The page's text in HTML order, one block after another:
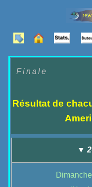
Finale
Résultat de
▼